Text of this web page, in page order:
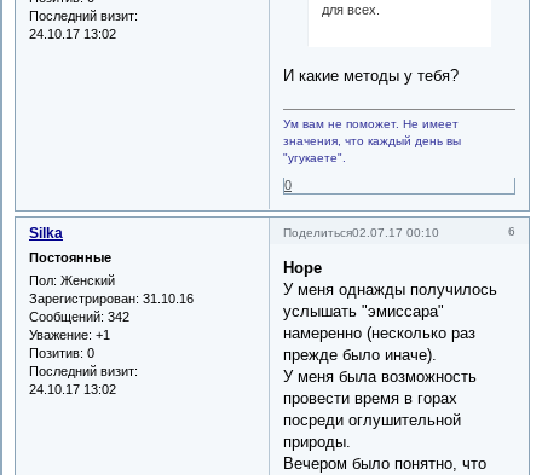
Последний визит:
24.10.17 13:02
для всех.
И какие методы у тебя?
Ум вам не поможет. Не имеет
значения, что каждый день вы
"угукаете".
0
Поделиться 6
02.07.17 00:10
Silka
Постоянные
Пол: Женский
Зарегистрирован: 31.10.16
Сообщений: 342
Уважение: +1
Позитив: 0
Последний визит:
24.10.17 13:02
Hope
У меня однажды получилось
услышать "эмиссара"
намеренно (несколько раз
прежде было иначе).
У меня была возможность
провести время в горах
посреди оглушительной
природы.
Вечером было понятно, что